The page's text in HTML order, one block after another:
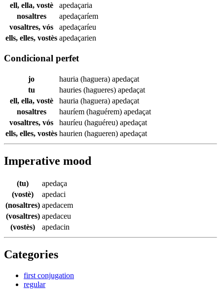
ell, ella, vostè
apedaçaria
nosaltres
apedaçaríem
vosaltres, vós
apedaçaríeu
ells, elles, vostès apedaçarien
Condicional perfet
jo hauria (haguera) apedaçat
tu
hauries (hagueres) apedaçat
ell, ella, vostè
hauria (haguera) apedaçat
nosaltres
hauríem (haguérem) apedaçat
vosaltres, vós
hauríeu (haguéreu) apedaçat
ells, elles, vostès haurien (hagueren) apedaçat
Imperative mood
(tu)
apedaça
(vostè)
apedaci
(nosaltres) apedacem
(vosaltres) apedaceu
(vostès)
apedacin
Categories
first conjugation
regular